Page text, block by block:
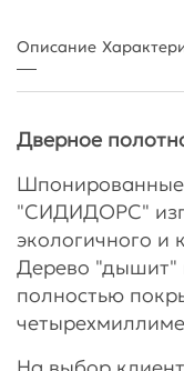
Описание
Дверное
"СИДИДОРС"
экологичного и
Дерево "дышит"
полностью